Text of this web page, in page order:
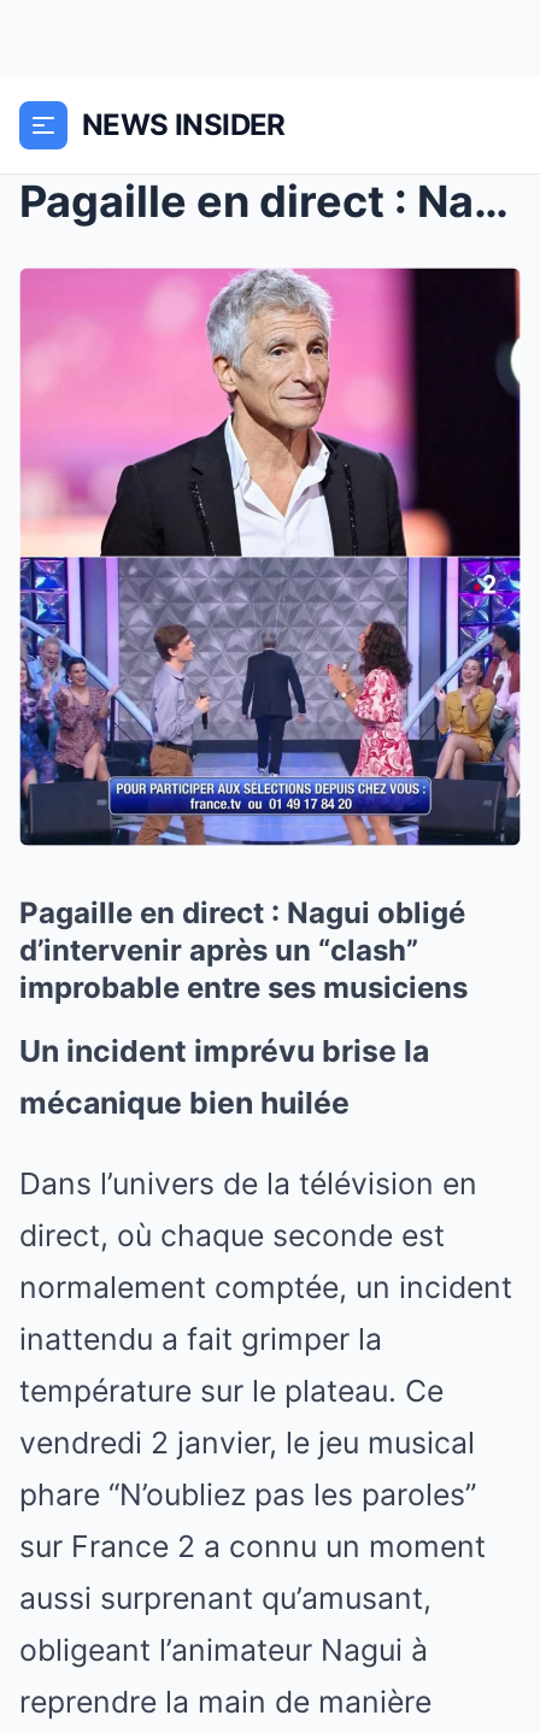
NEWS INSIDER
Pagaille en direct : Nagui obligé d’intervenir apr...
Pagaille en direct : Nagui obligé
d’intervenir après un “clash”
improbable entre ses musiciens
Un incident imprévu brise la
mécanique bien huilée
Dans l’univers de la télévision en
direct, où chaque seconde est
normalement comptée, un incident
inattendu a fait grimper la
température sur le plateau. Ce
vendredi 2 janvier, le jeu musical
phare “N’oubliez pas les paroles”
sur France 2 a connu un moment
aussi surprenant qu’amusant,
obligeant l’animateur Nagui à
reprendre la main de manière